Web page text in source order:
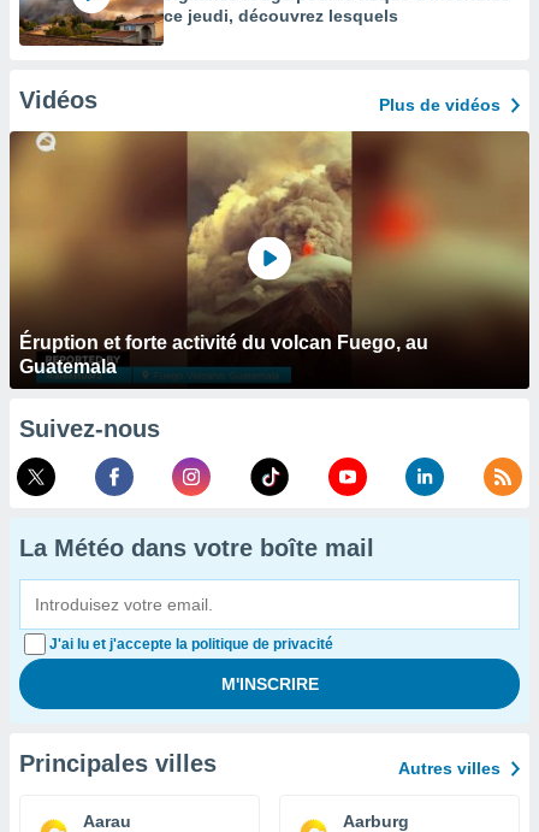
ce jeudi, découvrez lesquels
Vidéos Plus de vidéos
Éruption et forte activité du volcan Fuego, au
Guatemala
Suivez-nous
La Météo dans votre boîte mail
J'ai lu et j'accepte la politique de privacité
Principales villes Autres villes
Aarau Aarburg